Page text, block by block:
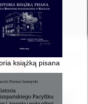
mjr. Andrzeja
książką pisana : 80 lat